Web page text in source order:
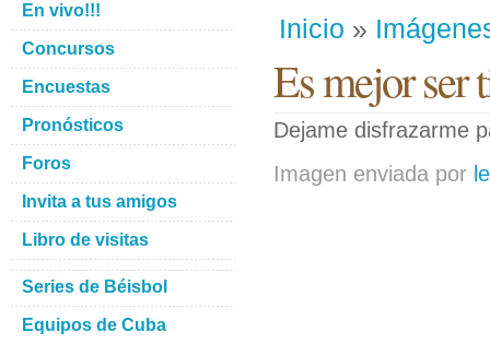
Inicio »
Es mejor ser
Dejame disfrazarme
Imagen enviada por
En vivo!!!
Concursos
Encuestas
Pronósticos
Foros
Invita a tus amigos
Libro de visitas
Series de Béisbol
Equipos de Cuba